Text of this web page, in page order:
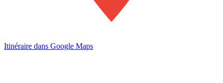
Itinéraire dans Google Maps